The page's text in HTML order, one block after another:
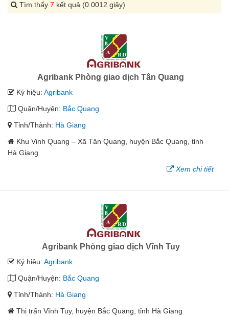
Tìm thấy 7 kết quả (0.0012 giây)
Agribank Phòng giao dịch Tân Quang
Ký hiệu: Agribank
Quận/Huyện: Bắc Quang
Tỉnh/Thành: Hà Giang
Khu Vinh Quang – Xã Tân Quang, huyện Bắc Quang, tỉnh
Hà Giang
Xem chi tiết
Agribank Phòng giao dịch Vĩnh Tuy
Ký hiệu: Agribank
Quận/Huyện: Bắc Quang
Tỉnh/Thành: Hà Giang
Thị trấn Vĩnh Tuy, huyện Bắc Quang, tỉnh Hà Giang